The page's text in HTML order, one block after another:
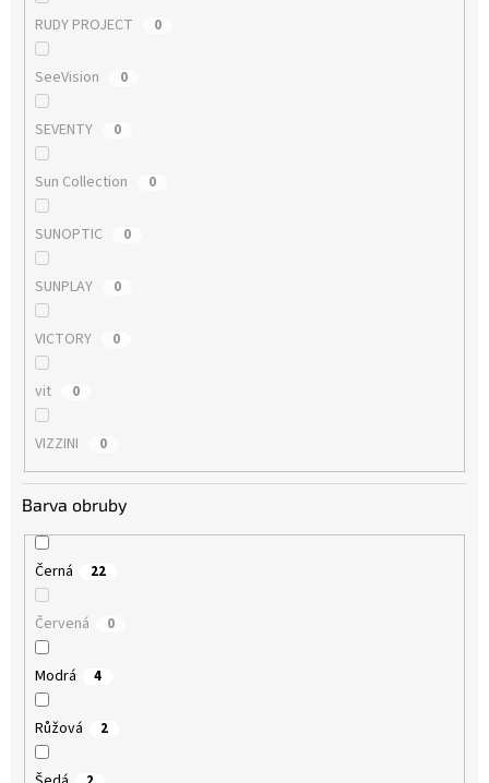
RUDY PROJECT 0
SeeVision 0
SEVENTY 0
Sun Collection 0
SUNOPTIC 0
SUNPLAY 0
VICTORY 0
vit 0
VIZZINI 0
Barva obruby
Černá 22
Červená 0
Modrá 4
Růžová 2